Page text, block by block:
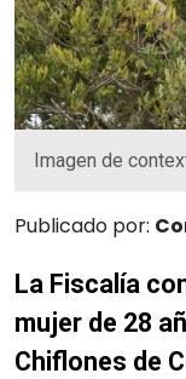
Imagen de
Publicado por:
La Fiscalía
mujer de 28
Chiflones de